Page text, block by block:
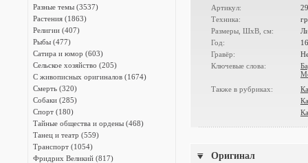
Разные темы (3537)
Растения (1863)
Религии (407)
Рыбы (477)
Сатира и юмор (603)
Сельское хозяйство (205)
С живописных оригиналов (1674)
Смерть (320)
Собаки (285)
Спорт (180)
Тайные общества и ордены (468)
Танец и театр (559)
Транспорт (1054)
Фридрих Великий (817)
Артикул:
Техника:
Размеры, ШxВ, см:
Год:
Гравёр:
Ключевые слова:
Также в рубриках:
Оригинал